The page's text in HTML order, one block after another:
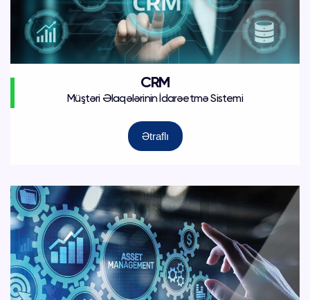
CRM
Müştəri Əlaqələrinin İdarəetmə Sistemi
Ətraflı